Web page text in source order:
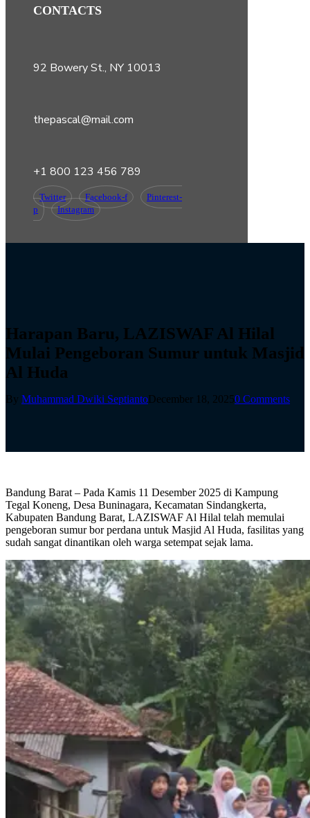
CONTACTS
92 Bowery St., NY 10013
thepascal@mail.com
+1 800 123 456 789
Twitter Facebook-f
Pinterest-
p
Instagram
Harapan Baru, LAZISWAF Al Hilal
Mulai Pengeboran Sumur untuk Masjid
Al Huda
By Muhammad Dwiki SeptiantoDecember 18, 20250 Comments
Bandung Barat – Pada Kamis 11 Desember 2025 di Kampung
Tegal Koneng, Desa Buninagara, Kecamatan Sindangkerta,
Kabupaten Bandung Barat, LAZISWAF Al Hilal telah memulai
pengeboran sumur bor perdana untuk Masjid Al Huda, fasilitas yang
sudah sangat dinantikan oleh warga setempat sejak lama.